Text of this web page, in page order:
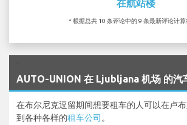
在航站楼
* 根据总共 10 条评论中的 9 条最新评论计算
AUTO-UNION 在 Ljubljana 机场 的汽
在布尔尼克逗留期间想要租车的人可以在卢
到各种各样的租车公司 。